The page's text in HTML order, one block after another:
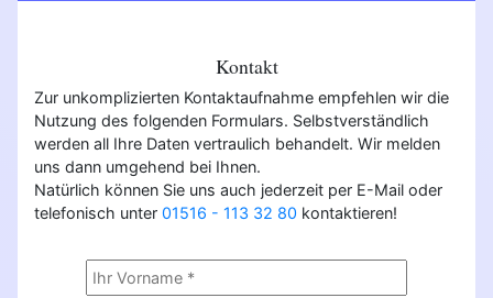
Kontakt
Zur unkomplizierten Kontaktaufnahme empfehlen wir die
Nutzung des folgenden Formulars. Selbstverständlich
werden all Ihre Daten vertraulich behandelt. Wir melden
uns dann umgehend bei Ihnen.
Natürlich können Sie uns auch jederzeit per E-Mail oder
telefonisch unter 01516 - 113 32 80 kontaktieren!